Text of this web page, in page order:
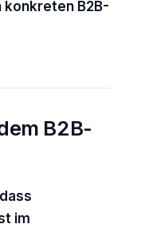
konkreten B2B-
B2B-
im